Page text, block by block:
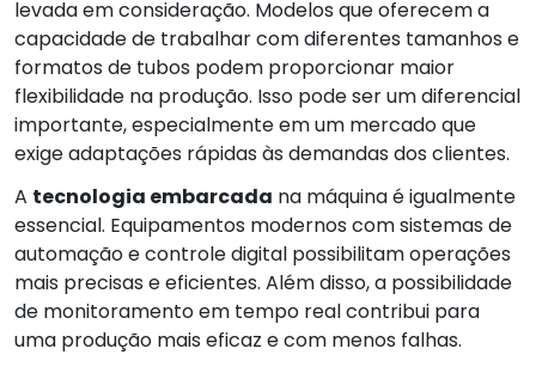
levada em consideração. Modelos que oferecem a
capacidade de trabalhar com diferentes tamanhos e
formatos de tubos podem proporcionar maior
flexibilidade na produção. Isso pode ser um diferencial
importante, especialmente em um mercado que
exige adaptações rápidas às demandas dos clientes.
A tecnologia embarcada na máquina é igualmente
essencial. Equipamentos modernos com sistemas de
automação e controle digital possibilitam operações
mais precisas e eficientes. Além disso, a possibilidade
de monitoramento em tempo real contribui para
uma produção mais eficaz e com menos falhas.